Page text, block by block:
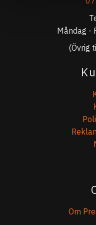
Måndag -
(Övrig
Om